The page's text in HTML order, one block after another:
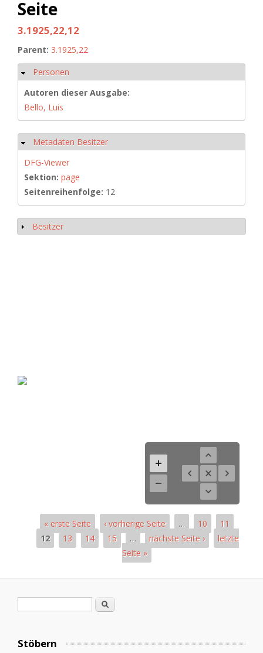
Seite
3.1925,22,12
Parent: 3.1925,22
Ausblenden
Personen
Autoren dieser Ausgabe:
Bello, Luis
Ausblenden
Metadaten Besitzer
DFG-Viewer
Sektion: page
Seitenreihenfolge: 12
Anzeigen
Besitzer
« erste Seite ‹ vorherige Seite … 10
11
12
13 14 15 … nächste Seite ›
letzte
Seite »
Suche
Stöbern